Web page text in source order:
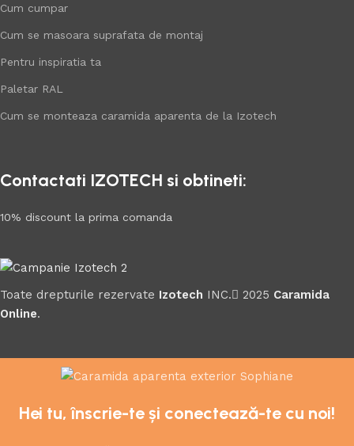
Cum cumpar
Cum se masoara suprafata de montaj
Pentru inspiratia ta
Paletar RAL
Cum se monteaza caramida aparenta de la Izotech
Contactati IZOTECH si obtineti:
10% discount la prima comanda
Toate drepturile rezervate Izotech INC. 2025 Caramida
Online.
Hei tu, înscrie-te și conectează-te cu noi!